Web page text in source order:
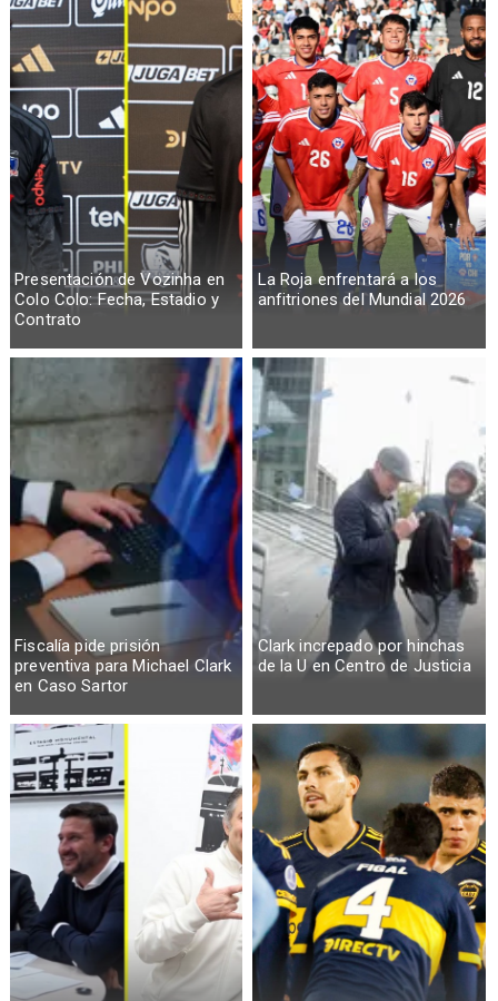
Presentación de Vozinha en
Colo Colo: Fecha, Estadio y
Contrato
La Roja enfrentará a los
anfitriones del Mundial 2026
Fiscalía pide prisión
preventiva para Michael Clark
en Caso Sartor
Clark increpado por hinchas
de la U en Centro de Justicia